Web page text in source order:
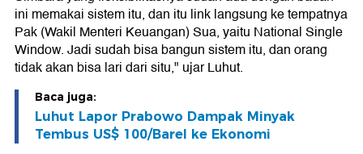
ini memakai sistem itu, dan itu link langsung ke tempatnya
Pak (Wakil Menteri Keuangan) Sua, yaitu National Single
Window. Jadi sudah bisa bangun sistem itu, dan orang
tidak akan bisa lari dari situ," ujar Luhut.
Baca juga:
Luhut Lapor Prabowo Dampak Minyak
Tembus US$ 100/Barel ke Ekonomi